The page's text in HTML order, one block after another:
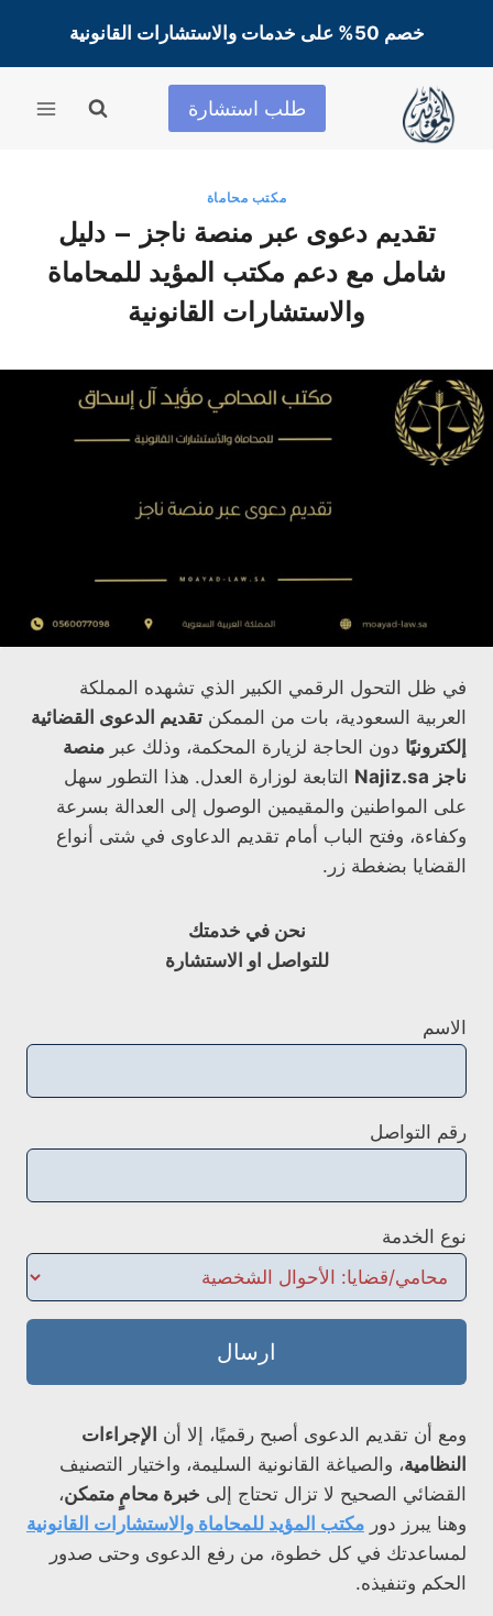
المحتوى
خصم 50% على خدمات والاستشارات القانونية
طلب استشارة
مكتب محاماة
تقديم دعوى عبر منصة ناجز – دليل
شامل مع دعم مكتب المؤيد للمحاماة
والاستشارات القانونية
في ظل التحول الرقمي الكبير الذي تشهده المملكة
العربية السعودية، بات من الممكن تقديم الدعوى القضائية
إلكترونيًا دون الحاجة لزيارة المحكمة، وذلك عبر منصة
ناجز Najiz.sa
التابعة لوزارة العدل. هذا التطور سهل
على المواطنين والمقيمين الوصول إلى العدالة بسرعة
وكفاءة، وفتح الباب أمام تقديم الدعاوى في شتى أنواع
القضايا بضغطة زر.
نحن في خدمتك
للتواصل او الاستشارة
الاسم
رقم التواصل
نوع الخدمة
ارسال
ومع أن تقديم الدعوى أصبح رقميًا، إلا أن الإجراءات
النظامية، والصياغة القانونية السليمة، واختيار التصنيف
القضائي الصحيح لا تزال تحتاج إلى خبرة محامٍ متمكن،
وهنا يبرز دور مكتب المؤيد للمحاماة والاستشارات القانونية
لمساعدتك في كل خطوة، من رفع الدعوى وحتى صدور
الحكم وتنفيذه.